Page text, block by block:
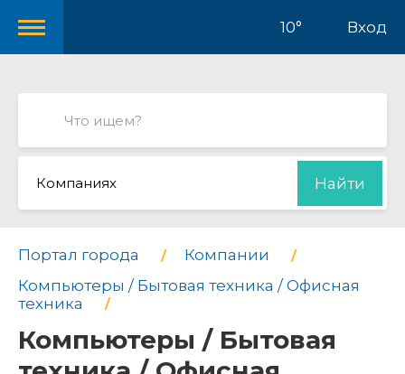
10° Вход
Компаниях Найти
Портал города
Компании
Компьютеры / Бытовая техника / Офисная
техника
Компьютеры / Бытовая